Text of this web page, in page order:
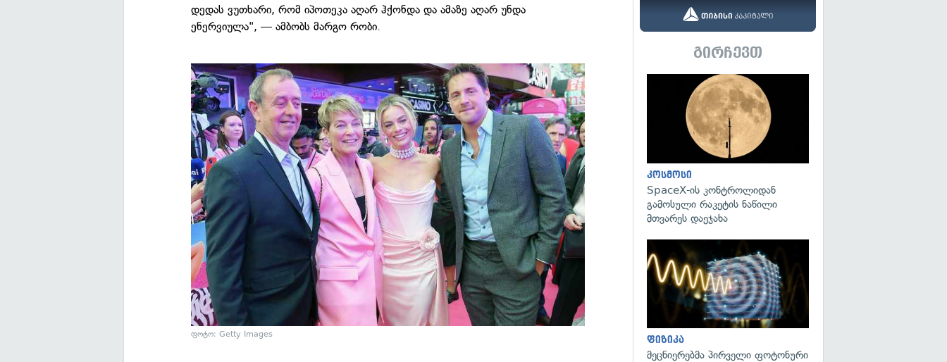
დედას ვუთხარი, რომ იპოთეკა აღარ ჰქონდა და ამაზე აღარ უნდა
ენერვიულა", — ამბობს მარგო რობი.
ფოტო: Getty Images
გირჩევთ
კოსმოსი
SpaceX-ის კონტროლიდან
გამოსული რაკეტის ნაწილი
მთვარეს დაეჯახა
ფიზიკა
მეცნიერებმა პირველი ფოტონური